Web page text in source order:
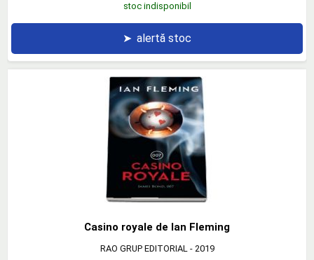
stoc indisponibil
➤ alertă stoc
Casino royale de Ian Fleming
RAO GRUP EDITORIAL - 2019